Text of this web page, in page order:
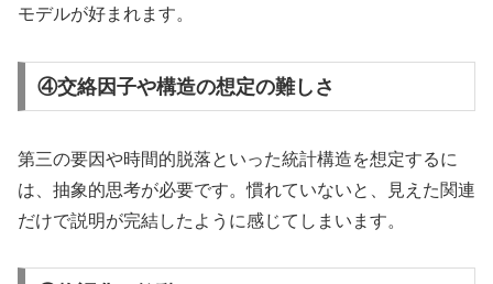
モデルが好まれます。
④交絡因子や構造の想定の難しさ
第三の要因や時間的脱落といった統計構造を想定するに
は、抽象的思考が必要です。慣れていないと、見えた関連
だけで説明が完結したように感じてしまいます。